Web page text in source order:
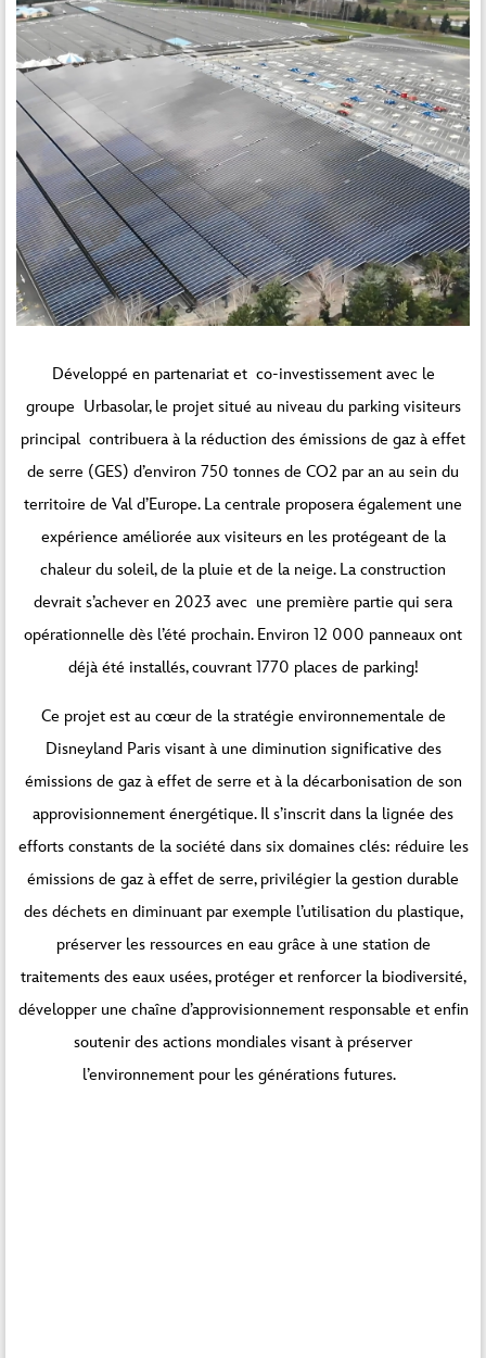
Développé en partenariat et co-investissement avec le
groupe Urbasolar, le projet situé au niveau du parking visiteurs
principal contribuera à la réduction des émissions de gaz à effet
de serre (GES) d’environ 750 tonnes de CO2 par an au sein du
territoire de Val d’Europe. La centrale proposera également une
expérience améliorée aux visiteurs en les protégeant de la
chaleur du soleil, de la pluie et de la neige. La construction
devrait s’achever en 2023 avec une première partie qui sera
opérationnelle dès l’été prochain. Environ 12 000 panneaux ont
déjà été installés, couvrant 1770 places de parking!
Ce projet est au cœur de la stratégie environnementale de
Disneyland Paris visant à une diminution significative des
émissions de gaz à effet de serre et à la décarbonisation de son
approvisionnement énergétique. Il s’inscrit dans la lignée des
efforts constants de la société dans six domaines clés: réduire les
émissions de gaz à effet de serre, privilégier la gestion durable
des déchets en diminuant par exemple l’utilisation du plastique,
préserver les ressources en eau grâce à une station de
traitements des eaux usées, protéger et renforcer la biodiversité,
développer une chaîne d’approvisionnement responsable et enfin
soutenir des actions mondiales visant à préserver
l’environnement pour les générations futures.